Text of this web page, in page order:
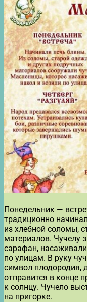
Понедельник —
традиционно
из хлебной соломы,
материалов. Чучелу
сарафан,
по улицам. В руку
символ плодородия,
отправится в конце
к солнцу. Чучело
на пригорке.